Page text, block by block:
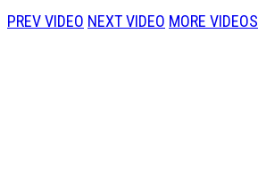
PREV VIDEO NEXT VIDEO MORE VIDEOS